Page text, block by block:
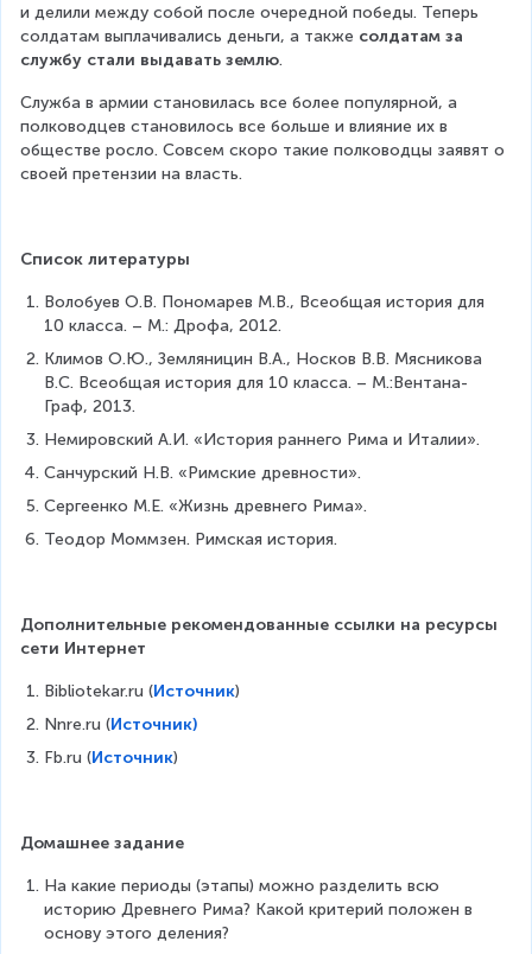
и делили между собой после очередной победы. Теперь
солдатам выплачивались деньги, а также солдатам за
службу стали выдавать землю.
Служба в армии становилась все более популярной, а
полководцев становилось все больше и влияние их в
обществе росло. Совсем скоро такие полководцы заявят о
своей претензии на власть.
Список литературы
Волобуев О.В. Пономарев М.В., Всеобщая история для
10 класса. – М.: Дрофа, 2012.
Климов О.Ю., Земляницин В.А., Носков В.В. Мясникова
В.С. Всеобщая история для 10 класса. – М.:Вентана-
Граф, 2013.
Немировский А.И. «История раннего Рима и Италии».
Санчурский Н.В. «Римские древности».
Сергеенко М.Е. «Жизнь древнего Рима».
Теодор Моммзен. Римская история.
Дополнительные рекомендованные ссылки на ресурсы
сети Интернет
Bibliotekar.ru (Источник)
Nnre.ru (Источник)
Fb.ru (Источник)
Домашнее задание
На какие периоды (этапы) можно разделить всю
историю Древнего Рима? Какой критерий положен в
основу этого деления?